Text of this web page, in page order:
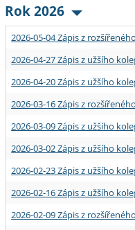
Podpora a benefity pro
Absolventi fakulty
Informace k průběhu
Rigorózní řízení
Granty a projekty
Přijíždějící studenti
Vyjíždějící zaměstnanci
Rok 2026
2026-05-04 Zápis z
2026-04-27 Zápis z užšího
2026-04-20 Zápis z užšího
2026-03-16 Zápis z
2026-03-09 Zápis z užšího
2026-03-02 Zápis z užšího
2026-02-23 Zápis z užšího
2026-02-16 Zápis z užšího
2026-02-09 Zápis z